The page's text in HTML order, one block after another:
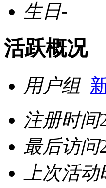
生日-
活跃概况
用户组
注册时间
最后访问
上次活